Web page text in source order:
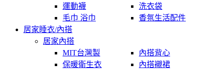
運動襪
洗衣袋
毛巾 浴巾
香氛生活配件
居家睡衣/內搭
居家內搭
MIT台灣製
內搭背心
保暖衛生衣
內搭襯裙